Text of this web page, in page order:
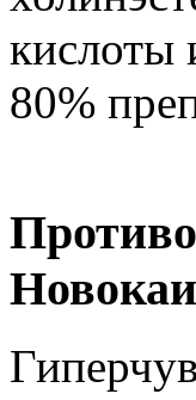
кислоты
80%